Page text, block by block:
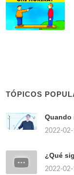
TÓPICOS
Quando
2022-
¿Qué
2022-